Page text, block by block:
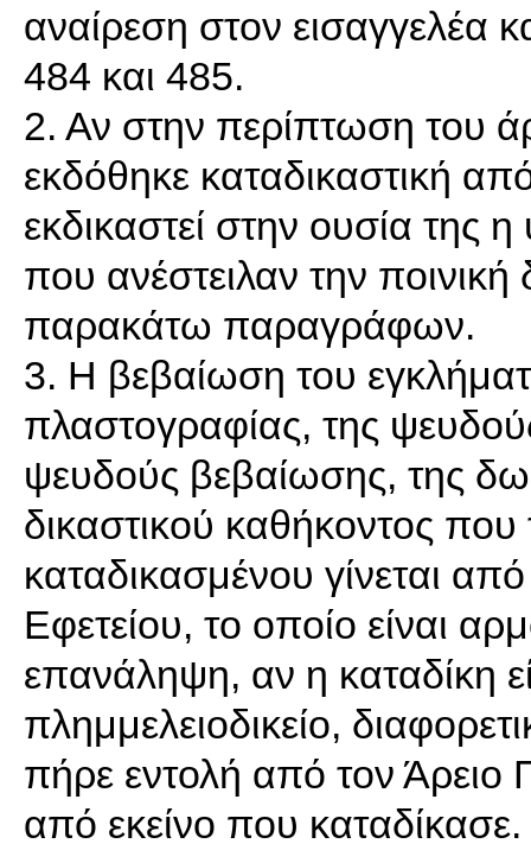
αναίρεση στον εισαγγελέα
484 και 485.
2. Αν στην περίπτωση του
εκδόθηκε καταδικαστική
εκδικαστεί στην ουσία της
που ανέστειλαν την ποινική
παρακάτω παραγράφων.
3. Η βεβαίωση του
πλαστογραφίας, της
ψευδούς βεβαίωσης, της
δικαστικού καθήκοντος
καταδικασμένου γίνεται
Εφετείου, το οποίο είναι
επανάληψη, αν η καταδίκη
πλημμελειοδικείο,
πήρε εντολή από τον Άρειο
από εκείνο που